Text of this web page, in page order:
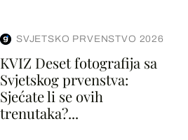
SVJETSKO PRVENSTVO 2026
KVIZ Deset fotografija sa
Svjetskog prvenstva:
Sjećate li se ovih
trenutaka?...